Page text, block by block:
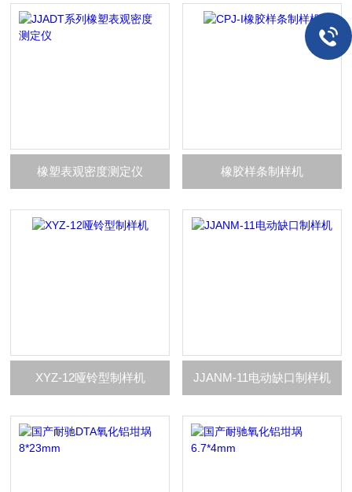
橡塑表观密度测定仪 橡胶样条制样机
XYZ-12哑铃型制样机 JJANM-11电动缺口制样机